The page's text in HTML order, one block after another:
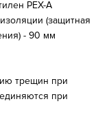
PEX-A
(защитная
- 90 мм
трещин при
при